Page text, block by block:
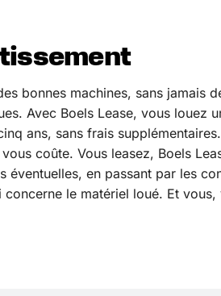
bonnes machines, sans jamais
Avec Boels Lease, vous louez
ans, sans frais
coûte. Vous leasez, Boels
éventuelles, en passant par les
le matériel loué. Et